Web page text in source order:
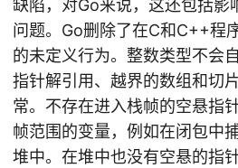
缺陷，对Go来说，这还包括影
问题。Go删除了在C和C++程
的未定义行为。整数类型不会
指针解引用、越界的数组和切
常。不存在进入栈帧的空悬指
帧范围的变量，例如在闭包中
堆中。在堆中也没有空悬的指